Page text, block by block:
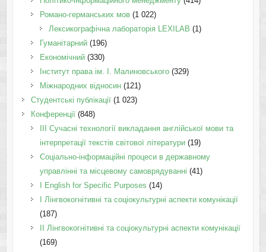
Романо-германських мов(1 022)
Лексикографічна лабораторія LEXILAB (1)
Гуманітарний(196)
Економічний(330)
Інститут права ім. І. Малиновського(329)
Міжнародних відносин(121)
Студентські публікації(1 023)
Конференції(848)
III Сучасні технології викладання англійської мови та
інтерпретації текстів світової літератури(19)
Соціально-інформаційні процеси в державному
управлінні та місцевому самоврядуванні (41)
І English for Specific Purposes (14)
I Лінгвокогнітивні та соціокультурні аспекти комунікації
(187)
IІ Лінгвокогнітивні та соціокультурні аспекти комунікації
(169)